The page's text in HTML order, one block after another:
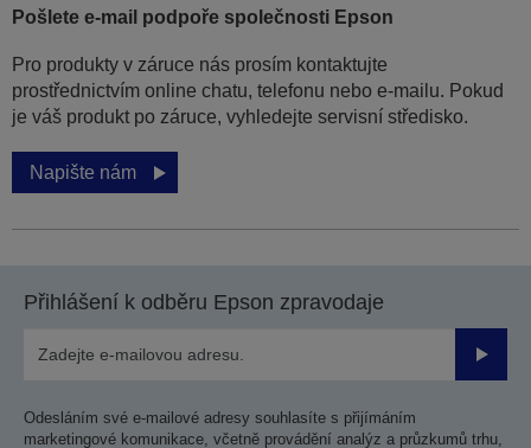
Pošlete e-mail podpoře společnosti Epson
Pro produkty v záruce nás prosím kontaktujte
prostřednictvím online chatu, telefonu nebo e-mailu. Pokud
je váš produkt po záruce, vyhledejte servisní středisko.
Napište nám
Přihlášení k odběru Epson zpravodaje
Odesláním své e-mailové adresy souhlasíte s přijímáním
marketingové komunikace, včetně provádění analýz a průzkumů trhu,